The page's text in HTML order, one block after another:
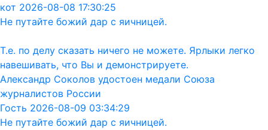
кот 2026-08-08 17:30:25
Не путайте божий дар с яичницей.
Т.е. по делу сказать ничего не можете. Ярлыки легко
навешивать, что Вы и демонстрируете.
Александр Соколов удостоен медали Союза
журналистов России
Гость 2026-08-09 03:34:29
Не путайте божий дар с яичницей.